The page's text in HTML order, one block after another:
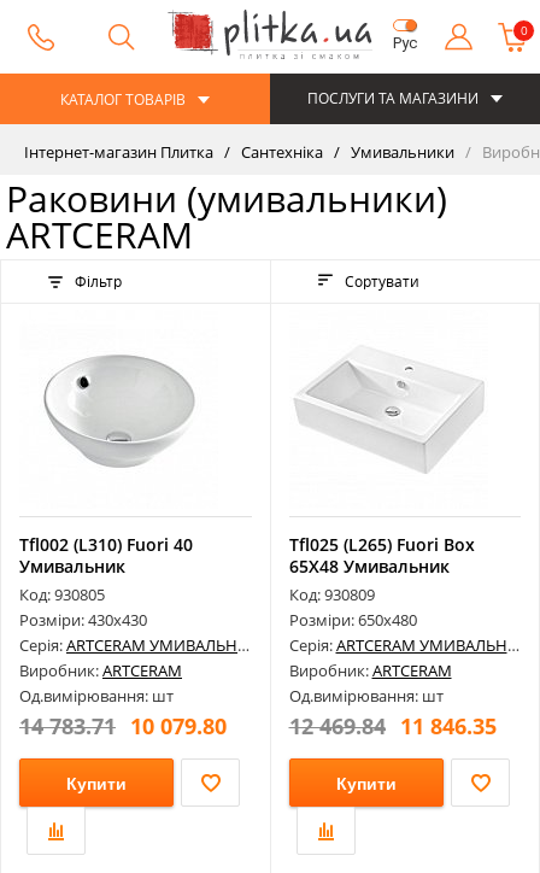
Рус
0
КАТАЛОГ ТОВАРІВ ПОСЛУГИ ТА МАГАЗИНИ
Інтернет-магазин Плитка Сантехніка Умивальники
Раковини (умивальники)
ARTCERAM
Фільтр Сортувати
Tfl002 (L310) Fuori 40
Умивальник
Код: 930805
Розміри: 430х430
Серія:ARTCERAM УМИВАЛЬНИКИ
Виробник:ARTCERAM
Од.вимірювання: шт
14 783.71 10 079.80
Купити
Tfl025 (L265) Fuori Box
65Х48 Умивальник
Код: 930809
Розміри: 650х480
Серія:ARTCERAM УМИВАЛЬНИКИ
Виробник:ARTCERAM
Од.вимірювання: шт
12 469.84 11 846.35
Купити